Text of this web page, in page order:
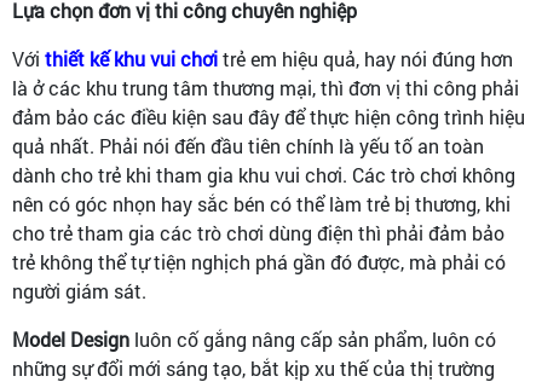
Lựa chọn đơn vị thi công chuyên nghiệp
Với thiết kế khu vui chơitrẻ em hiệu quả, hay nói đúng hơn
là ở các khu trung tâm thương mại, thì đơn vị thi công phải
đảm bảo các điều kiện sau đây để thực hiện công trình hiệu
quả nhất. Phải nói đến đầu tiên chính là yếu tố an toàn
dành cho trẻ khi tham gia khu vui chơi. Các trò chơi không
nên có góc nhọn hay sắc bén có thể làm trẻ bị thương, khi
cho trẻ tham gia các trò chơi dùng điện thì phải đảm bảo
trẻ không thể tự tiện nghịch phá gần đó được, mà phải có
người giám sát.
Model Design luôn cố gắng nâng cấp sản phẩm, luôn có
những sự đổi mới sáng tạo, bắt kịp xu thế của thị trường